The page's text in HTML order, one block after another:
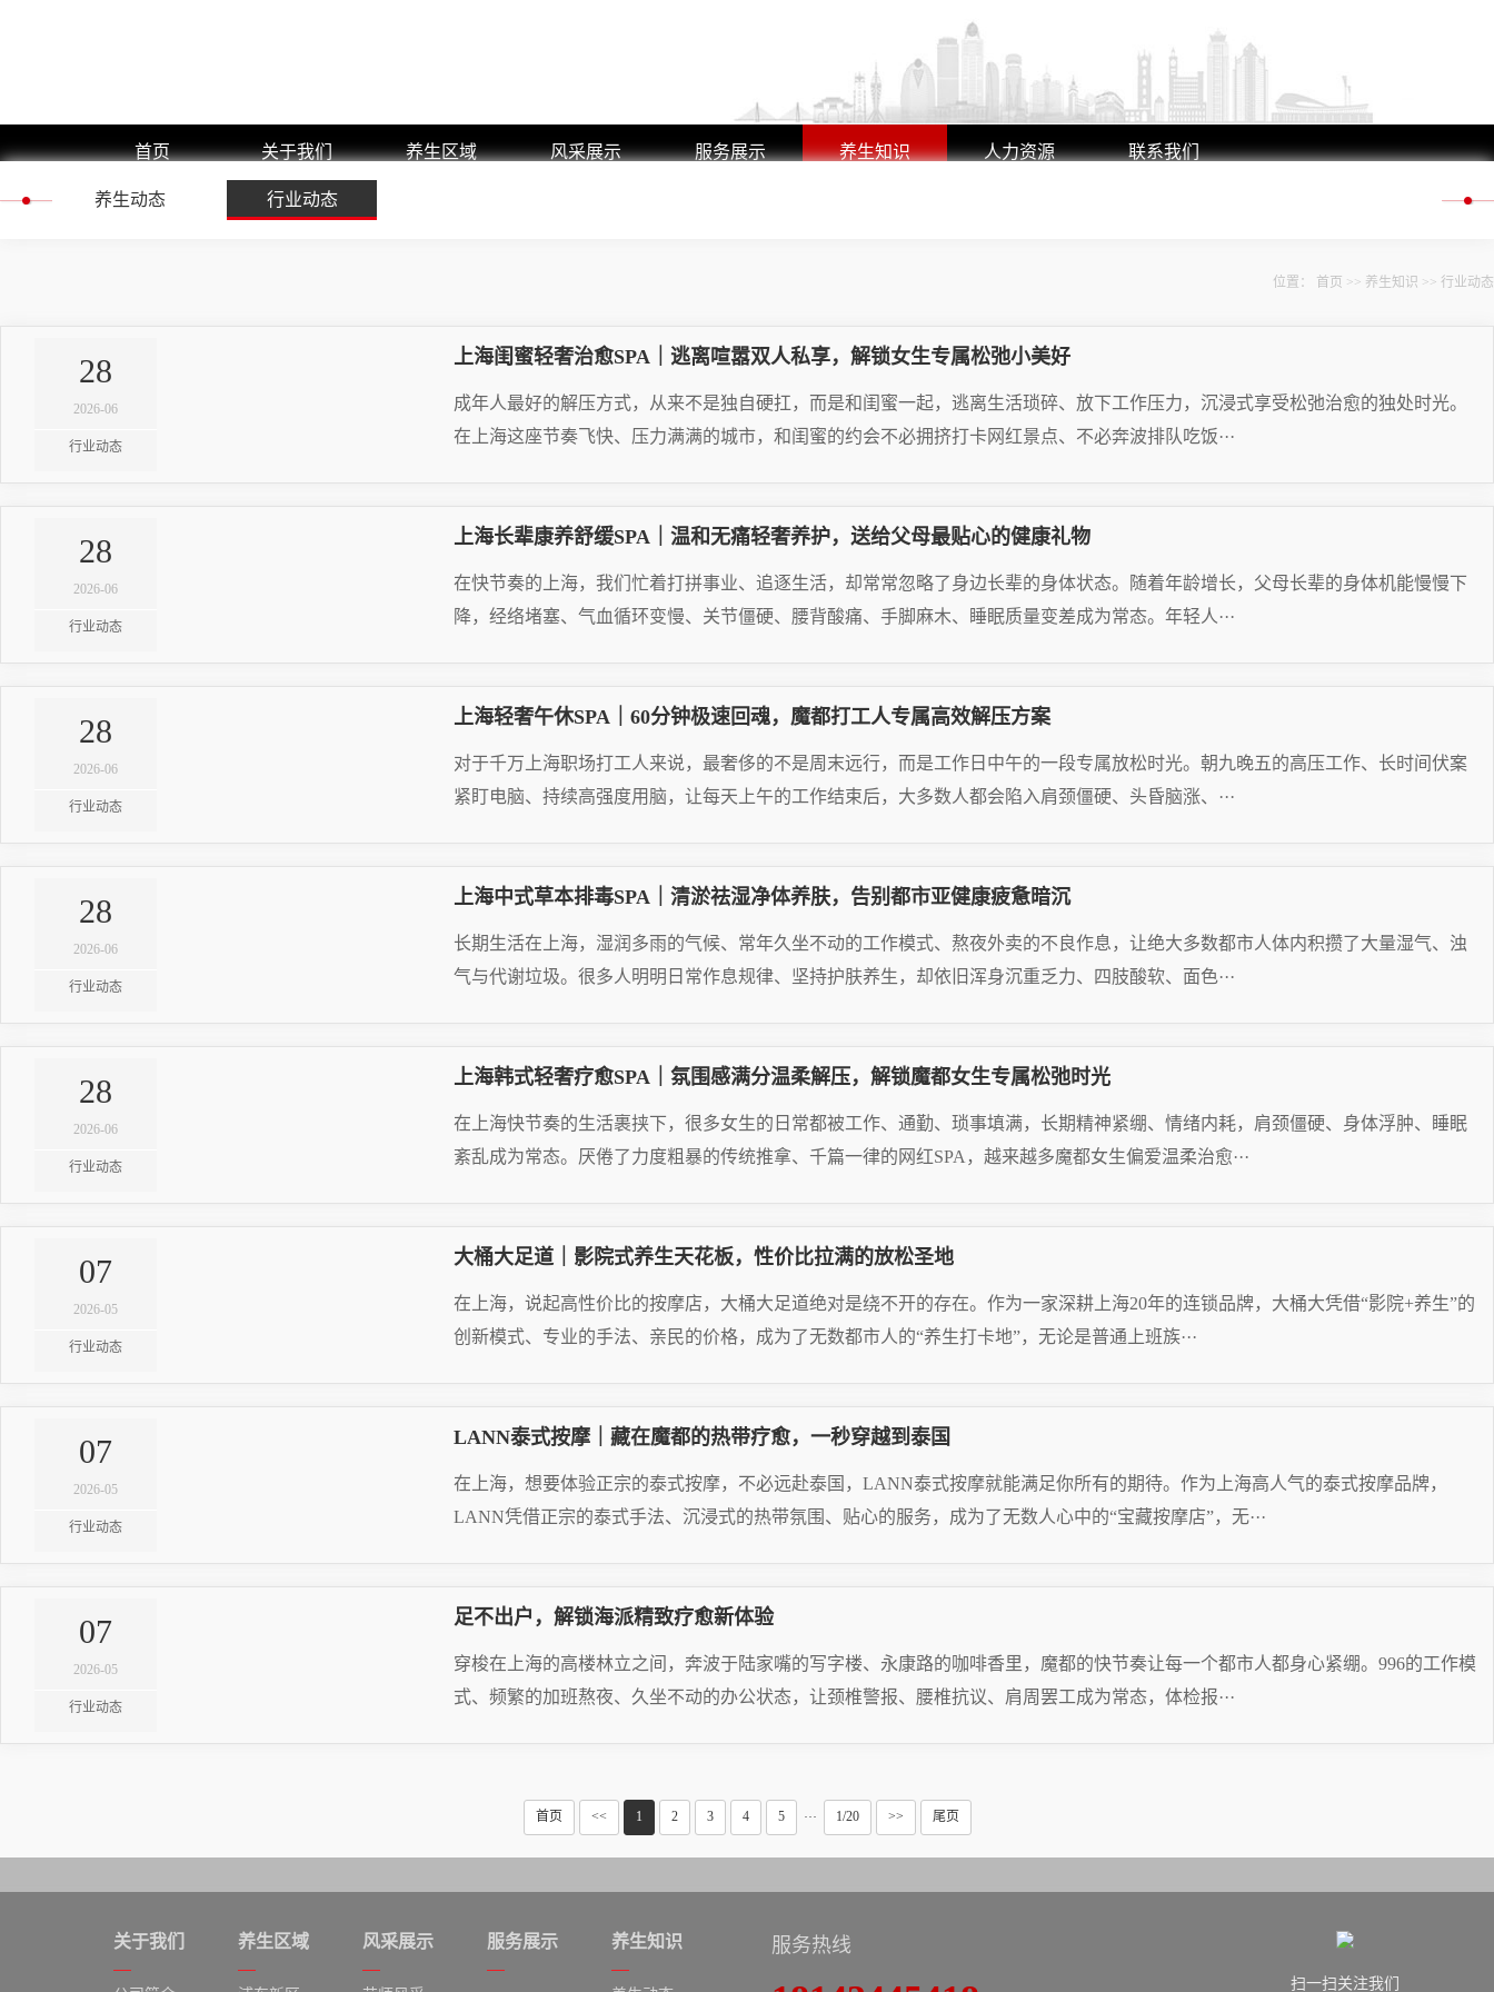
首页 关于我们
公司简介
养生区域
嘉定区
徐汇区
长宁区
松江区
青浦区
普陀区
虹口区
风采展示 服务展示 养生知识 人力资源 联系我们
养生动态 行业动态
位置： 首页 >> 养生知识 >> 行业动态
28
2026-06
行业动态
上海闺蜜轻奢治愈SPA｜逃离喧嚣双人私享，解锁女生专属松弛小美好
成年人最好的解压方式，从来不是独自硬扛，而是和闺蜜一起，逃离生活琐碎、放下工作压力，沉浸式享受松弛治愈的独处时光。
在上海这座节奏飞快、压力满满的城市，和闺蜜的约会不必拥挤打卡网红景点、不必奔波排队吃饭···
28
2026-06
行业动态
上海长辈康养舒缓SPA｜温和无痛轻奢养护，送给父母最贴心的健康礼物
在快节奏的上海，我们忙着打拼事业、追逐生活，却常常忽略了身边长辈的身体状态。随着年龄增长，父母长辈的身体机能慢慢下
降，经络堵塞、气血循环变慢、关节僵硬、腰背酸痛、手脚麻木、睡眠质量变差成为常态。年轻人···
28
2026-06
行业动态
上海轻奢午休SPA｜60分钟极速回魂，魔都打工人专属高效解压方案
对于千万上海职场打工人来说，最奢侈的不是周末远行，而是工作日中午的一段专属放松时光。朝九晚五的高压工作、长时间伏案
紧盯电脑、持续高强度用脑，让每天上午的工作结束后，大多数人都会陷入肩颈僵硬、头昏脑涨、···
28
2026-06
行业动态
上海中式草本排毒SPA｜清淤祛湿净体养肤，告别都市亚健康疲惫暗沉
长期生活在上海，湿润多雨的气候、常年久坐不动的工作模式、熬夜外卖的不良作息，让绝大多数都市人体内积攒了大量湿气、浊
气与代谢垃圾。很多人明明日常作息规律、坚持护肤养生，却依旧浑身沉重乏力、四肢酸软、面色···
28
2026-06
行业动态
上海韩式轻奢疗愈SPA｜氛围感满分温柔解压，解锁魔都女生专属松弛时光
在上海快节奏的生活裹挟下，很多女生的日常都被工作、通勤、琐事填满，长期精神紧绷、情绪内耗，肩颈僵硬、身体浮肿、睡眠
紊乱成为常态。厌倦了力度粗暴的传统推拿、千篇一律的网红SPA，越来越多魔都女生偏爱温柔治愈···
07
2026-05
行业动态
大桶大足道｜影院式养生天花板，性价比拉满的放松圣地
在上海，说起高性价比的按摩店，大桶大足道绝对是绕不开的存在。作为一家深耕上海20年的连锁品牌，大桶大凭借“影院+养生”的
创新模式、专业的手法、亲民的价格，成为了无数都市人的“养生打卡地”，无论是普通上班族···
07
2026-05
行业动态
LANN泰式按摩｜藏在魔都的热带疗愈，一秒穿越到泰国
在上海，想要体验正宗的泰式按摩，不必远赴泰国，LANN泰式按摩就能满足你所有的期待。作为上海高人气的泰式按摩品牌，
LANN凭借正宗的泰式手法、沉浸式的热带氛围、贴心的服务，成为了无数人心中的“宝藏按摩店”，无···
2026.05.07
07
2026-05
行业动态
足不出户，解锁海派精致疗愈新体验
穿梭在上海的高楼林立之间，奔波于陆家嘴的写字楼、永康路的咖啡香里，魔都的快节奏让每一个都市人都身心紧绷。996的工作模
式、频繁的加班熬夜、久坐不动的办公状态，让颈椎警报、腰椎抗议、肩周罢工成为常态，体检报···
2026.05.07首页 << 1 2 3 4 5 ··· 1/20 >> 尾页
关于我们 养生区域 风采展示 服务展示 养生知识 服务热线
扫一扫关注我们